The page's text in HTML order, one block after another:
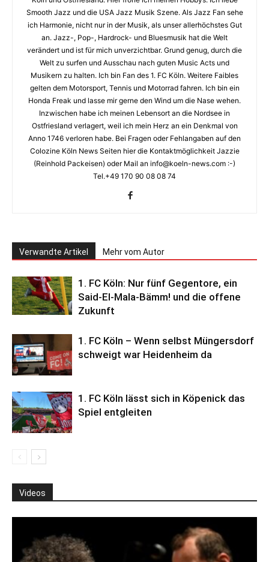
Smooth Jazz und die USA Jazz Musik Szene. Als Jazz Fan sehe
ich Harmonie, nicht nur in der Musik, als unser allerhöchstes Gut
an. Jazz-, Pop-, Hardrock- und Bluesmusik hat die Welt
verändert und ist für mich unverzichtbar. Grund genug, durch die
Welt zu surfen und Ausschau nach guten Music Acts und
Musikern zu halten. Ich bin Fan des 1. FC Köln. Weitere Faibles
gelten dem Motorsport, Tennis und Motorrad fahren. Ich bin ein
Honda Freak und lasse mir gerne den Wind um die Nase wehen.
Inzwischen habe ich meinen Lebensort an die Nordsee in
Ostfriesland verlagert, weil ich mein Herz an ein Denkmal von
Anno 1746 verloren habe. Bei Fragen oder Fehlangaben auf den
Colozine Köln News Seiten hier die Kontaktmöglichkeit Jazzie
(Reinhold Packeisen) oder Mail an info@koeln-news.com :-)
Tel.+49 170 90 08 08 74
Verwandte Artikel Mehr vom Autor
1. FC Köln: Nur fünf Gegentore, ein
Said-El-Mala-Bämm! und die offene
Zukunft
1. FC Köln – Wenn selbst Müngersdorf
schweigt war Heidenheim da
1. FC Köln lässt sich in Köpenick das
Spiel entgleiten
Videos